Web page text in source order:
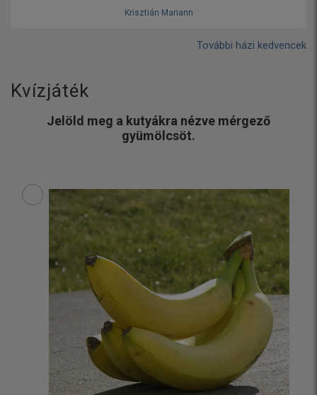
Krisztián Mariann
További házi kedvencek
Kvízjáték
Jelöld meg a kutyákra nézve mérgező
gyümölcsöt.